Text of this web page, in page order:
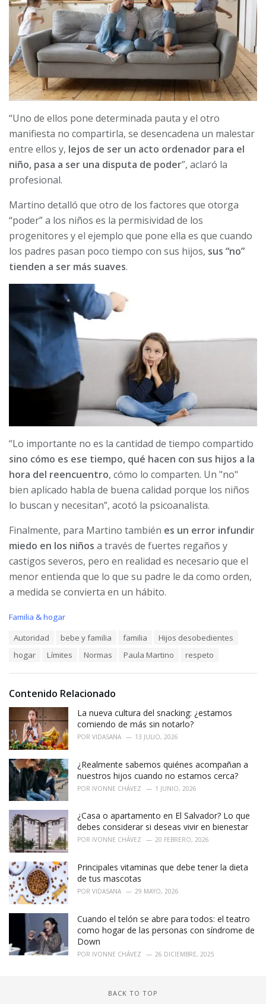
“Uno de ellos pone determinada pauta y el otro
manifiesta no compartirla, se desencadena un malestar
entre ellos y, lejos de ser un acto ordenador para el
niño, pasa a ser una disputa de poder”, aclaró la
profesional.
Martino detalló que otro de los factores que otorga
“poder” a los niños es la permisividad de los
progenitores y el ejemplo que pone ella es que cuando
los padres pasan poco tiempo con sus hijos, sus “no”
tienden a ser más suaves.
“Lo importante no es la cantidad de tiempo compartido
sino cómo es ese tiempo, qué hacen con sus hijos a la
hora del reencuentro, cómo lo comparten. Un "no"
bien aplicado habla de buena calidad porque los niños
lo buscan y necesitan”, acotó la psicoanalista.
Finalmente, para Martino también es un error infundir
miedo en los niños a través de fuertes regaños y
castigos severos, pero en realidad es necesario que el
menor entienda que lo que su padre le da como orden,
a medida se convierta en un hábito.
C
i
:
Familia & hogar
Autoridad bebe y familia familia
Hijos desobedientes
hogar
Límites Normas Paula Martino respeto
Contenido Relacionado
La nueva cultura del snacking: ¿estamos
comiendo de más sin notarlo?
POR VIDASANA 13 JULIO, 2026
¿Realmente sabemos quiénes acompañan a
nuestros hijos cuando no estamos cerca?
POR IVONNE CHÁVEZ 1 JUNIO, 2026
¿Casa o apartamento en El Salvador? Lo que
debes considerar si deseas vivir en bienestar
POR IVONNE CHÁVEZ 20 FEBRERO, 2026
Principales vitaminas que debe tener la dieta
de tus mascotas
POR VIDASANA 29 MAYO, 2026
Cuando el telón se abre para todos: el teatro
como hogar de las personas con síndrome de
Down
POR IVONNE CHÁVEZ 26 DICIEMBRE, 2025
BACK TO TOP